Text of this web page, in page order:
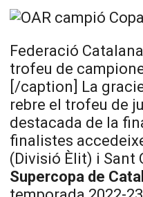
Federació
trofeu de
[/caption] La
rebre el trofeu de
destacada de la
finalistes
(Divisió Èlit) i Sant
Supercopa de